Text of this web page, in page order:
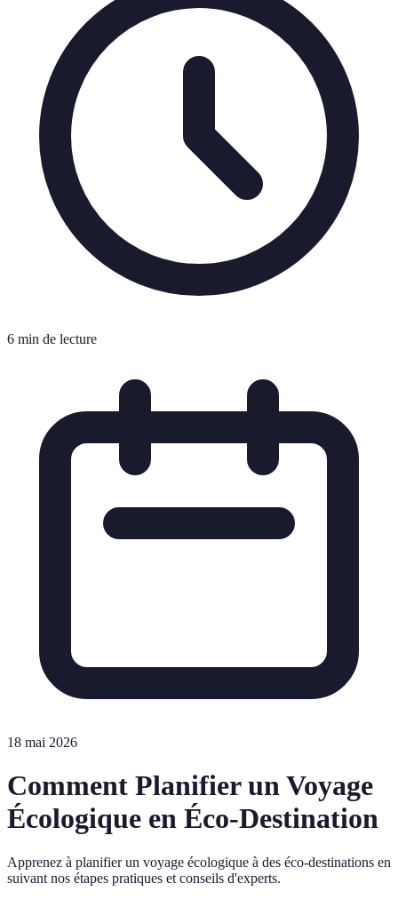
6 min de lecture
18 mai 2026
Comment Planifier un Voyage
Écologique en Éco-Destination
Apprenez à planifier un voyage écologique à des éco-destinations en
suivant nos étapes pratiques et conseils d'experts.